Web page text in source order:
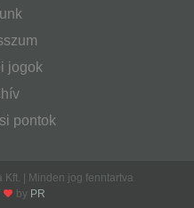
jogok
pontok
| Minden jog fenntartva
by PR